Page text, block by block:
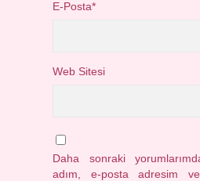
E-Posta*
Web Sitesi
Daha sonraki
adım, e-posta adresim